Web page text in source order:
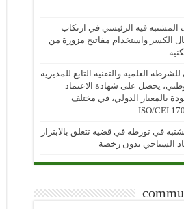
المشتبه فيه الرئيسي في ارتكاب
الكسر واستخدام مفاتيح مزورة من
العلمية والتقنية التابع للمديرية
يحصل على شهادة الاعتماد
بالمعيار الدولي، في مختلف
في تورطه في قضية تتعلق بالابتزاز
السياحي بدون رخصة